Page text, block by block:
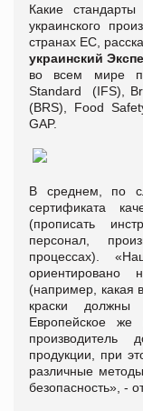
Какие
украинского
странах ЕС,
украинский
во всем мире
Standard (IFS),
(BRS), Food
GAP.
В среднем, по
сертификата
(прописать
персонал,
процессах).
ориентировано
(например, какая
краски
Европейское же
производитель
продукции, при
различные
безопасность», -